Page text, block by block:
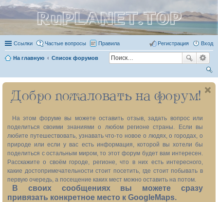
RuPLANET.TOP
Ссылки Частые вопросы Правила Вход
Регистрация
На главную Список форумов
ои
ск
Добро пожаловать на форум!
На этом форуме вы можете оставить отзыв, задать вопрос или
поделиться своими знаниями о любом регионе страны. Если вы
любите путешествовать, узнавать что-то новое о людях, о городах, о
природе или если у вас есть информация, которой вы хотели бы
поделиться с остальным миром, то этот форум будет вам интересен.
Расскажите о своём городе, регионе, что в них есть интересного,
какие достопримечательности стоит посетить, где стоит побывать в
первую очередь, а посещение каких мест можно оставить на потом.
В своих сообщениях вы можете сразу
привязать конкретное место к GoogleMaps.